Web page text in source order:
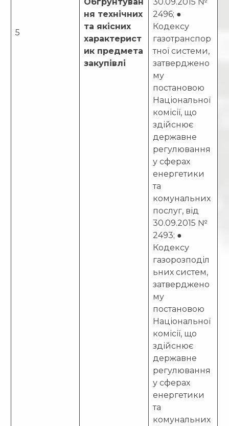
5
ня технічних
та якісних
характерист
ик предмета
закупівлі
2496; ●
Кодексу
газотранспор
тної системи,
затверджено
му
постановою
Національної
комісії, що
здійснює
державне
регулювання
у сферах
енергетики
та
комунальних
послуг, від
30.09.2015 №
2493; ●
Кодексу
газорозподіл
ьних систем,
затверджено
му
постановою
Національної
комісії, що
здійснює
державне
регулювання
у сферах
енергетики
та
комунальних